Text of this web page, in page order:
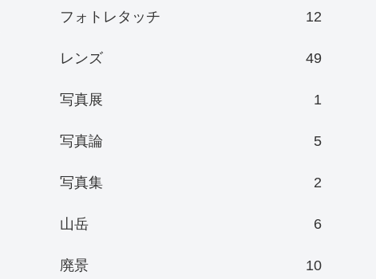
フォトレタッチ 12
レンズ 49
写真展 1
写真論 5
写真集 2
山岳 6
廃景 10